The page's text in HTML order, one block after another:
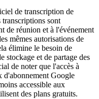
de transcription de
sont
de réunion et à l'événement
mêmes autorisations de
élimine le besoin de
stockage et de partage des
de noter que l'accès à
d'abonnement Google
accessible aux
des plans gratuits.